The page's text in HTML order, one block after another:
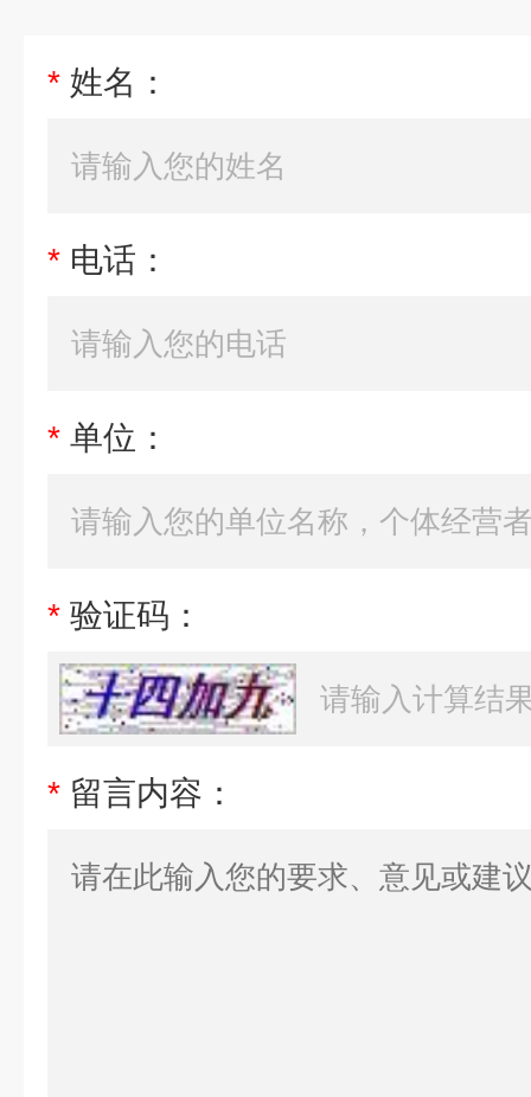
* 姓名：
* 电话：
* 单位：
* 验证码：
* 留言内容：